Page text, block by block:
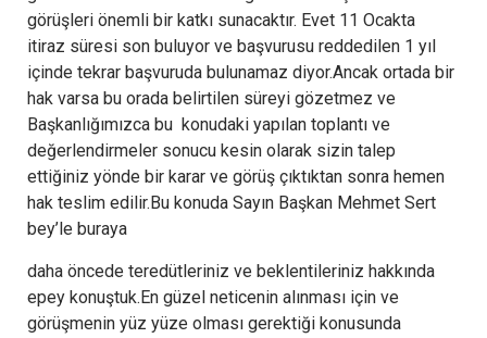
görüşleri önemli bir katkı sunacaktır. Evet 11 Ocakta
itiraz süresi son buluyor ve başvurusu reddedilen 1 yıl
içinde tekrar başvuruda bulunamaz diyor.Ancak ortada bir
hak varsa bu orada belirtilen süreyi gözetmez ve
Başkanlığımızca bu konudaki yapılan toplantı ve
değerlendirmeler sonucu kesin olarak sizin talep
ettiğiniz yönde bir karar ve görüş çıktıktan sonra hemen
hak teslim edilir.Bu konuda Sayın Başkan Mehmet Sert
bey’le buraya
daha öncede teredütleriniz ve beklentileriniz hakkında
epey konuştuk.En güzel neticenin alınması için ve
görüşmenin yüz yüze olması gerektiği konusunda